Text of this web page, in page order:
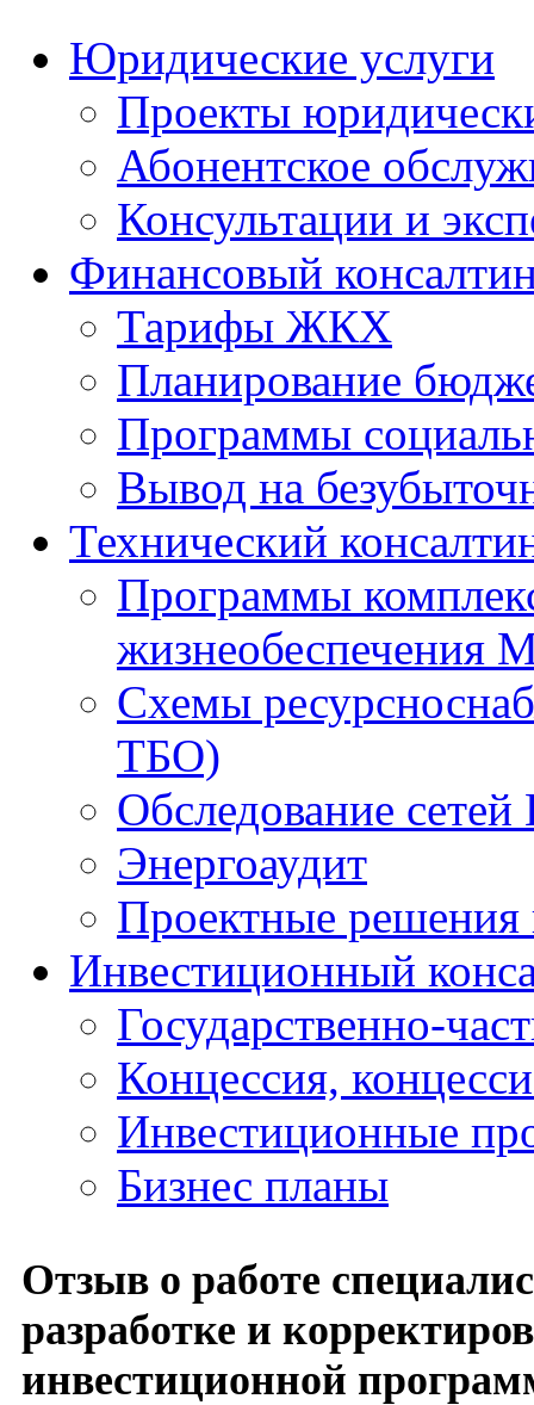
Юридические услуги
Проекты
Абонентское
Консультации и
Финансовый
Тарифы ЖКХ
Планирование
Программы
Вывод на
Технический
Программы
жизнеобеспечения
Схемы
ТБО)
Обследование
Энергоаудит
Проектные решения
Инвестиционный
Государственно-
Концессия,
Инвестиционные
Бизнес планы
Отзыв о работе
разработке и
инвестиционной